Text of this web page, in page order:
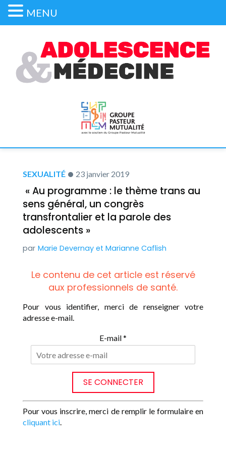
SEXUALITÉ 23 janvier 2019
« Au programme : le thème trans au
sens général, un congrès
transfrontalier et la parole des
adolescents »
Marie Devernay et Marianne Caflish
Le contenu de cet article est réservé
aux professionnels de santé.
Pour vous identifier, merci de renseigner votre
adresse e-mail.
E-mail *
Pour vous inscrire, merci de remplir le formulaire en
cliquant ici.
MENU